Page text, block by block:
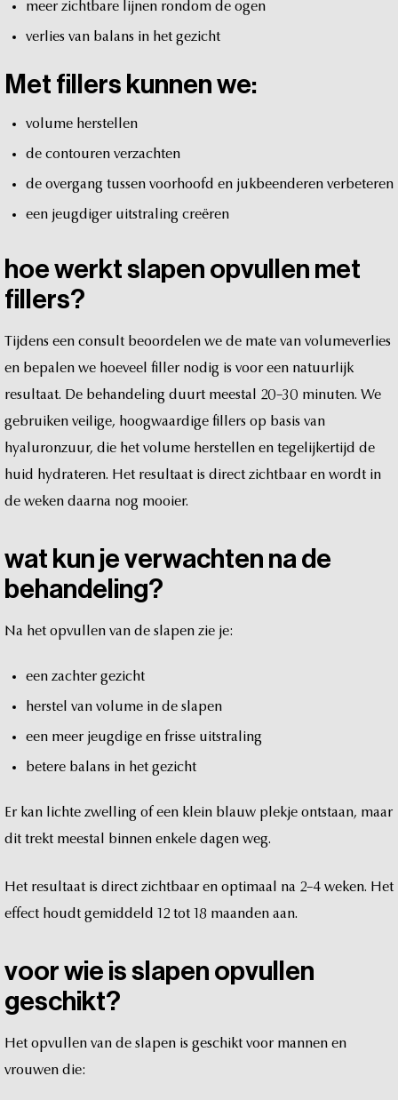
meer zichtbare lijnen rondom de ogen
verlies van balans in het gezicht
Met fillers kunnen we:
volume herstellen
de contouren verzachten
de overgang tussen voorhoofd en jukbeenderen verbeteren
een jeugdiger uitstraling creëren
hoe werkt slapen opvullen met
fillers?
Tijdens een consult beoordelen we de mate van volumeverlies
en bepalen we hoeveel filler nodig is voor een natuurlijk
resultaat. De behandeling duurt meestal 20–30 minuten. We
gebruiken veilige, hoogwaardige fillers op basis van
hyaluronzuur, die het volume herstellen en tegelijkertijd de
huid
hydrateren. Het resultaat is direct zichtbaar en wordt in
de weken daarna nog mooier.
wat kun je verwachten na de
behandeling?
Na het opvullen van de slapen zie je:
een zachter gezicht
herstel van volume in de slapen
een meer jeugdige en frisse uitstraling
betere balans in het gezicht
Er kan lichte zwelling of een klein blauw plekje ontstaan, maar
dit trekt meestal binnen enkele dagen weg.
Het resultaat is direct zichtbaar en optimaal na 2–4 weken. Het
effect houdt gemiddeld 12 tot 18 maanden aan.
voor wie is slapen opvullen
geschikt?
Het opvullen van de slapen is geschikt voor mannen en
vrouwen die: